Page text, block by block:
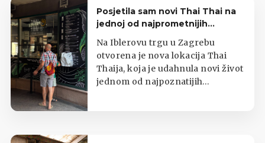
Posjetila sam novi Thai Thai na
jednoj od najprometnijih
zagrebačkih lokacija
Na Iblerovu trgu u Zagrebu
otvorena je nova lokacija Thai
Thaija, koja je udahnula novi život
jednom od najpoznatijih